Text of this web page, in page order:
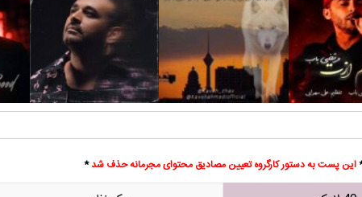
این پست به دستور کارگروه تعیین مصادیق محتوای مجرمانه حذف شد*